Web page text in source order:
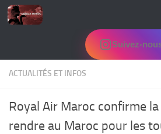
Skip to content
Suivez-
ACTUALITÉS ET INFOS
Royal Air Maroc confirme
rendre au Maroc pour les